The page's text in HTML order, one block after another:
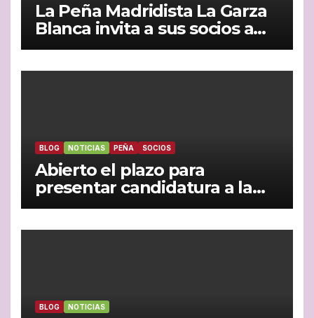
La Peña Madridista La Garza
Blanca invita a sus socios a
vivir juntos la semifinal entre
BLOG NOTICIAS PEÑA SOCIOS
Abierto el plazo para
presentar candidatura a la
Presidencia de la peña
BLOG NOTICIAS